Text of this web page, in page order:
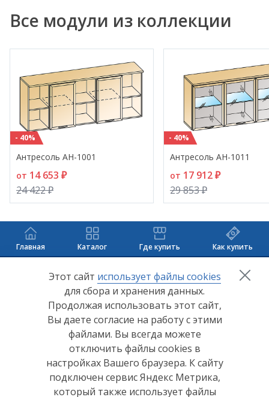
Все модули из коллекции
- 40%
Антресоль АН-1001
от 14 653 ₽
24 422 ₽
- 40%
Антресоль АН-1011
от 17 912 ₽
29 853 ₽
Главная Каталог Где купить Как купить
+7 (8412) 65-33-00
info@lerom.ru
Согласие на обработку персональных данных
Политика конфиденциальности
Согласие на обработку персональных данных Яндекс
Этот сайт использует файлы cookies
для сбора и хранения данных.
Продолжая использовать этот сайт,
Вы даете согласие на работу с этими
файлами. Вы всегда можете
отключить файлы cookies в
настройках Вашего браузера. К сайту
подключен сервис Яндекс Метрика,
который также использует файлы